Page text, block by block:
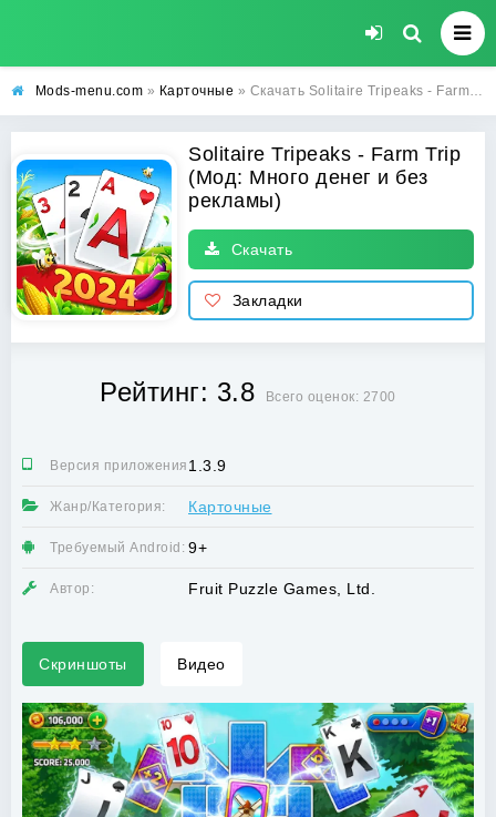
Mods-menu.com » Карточные » Скачать Solitaire Tripeaks - Farm Trip взлом на много денег и без рекламы на андроид
Solitaire Tripeaks - Farm Trip
(Мод: Много денег и без
рекламы)
Скачать
Закладки
Рейтинг: 3.8 Всего оценок: 2700
Версия приложения:1.3.9
Жанр/Категория: Карточные
Требуемый Android: 9+
Автор: Fruit Puzzle Games, Ltd.
Скриншоты Видео